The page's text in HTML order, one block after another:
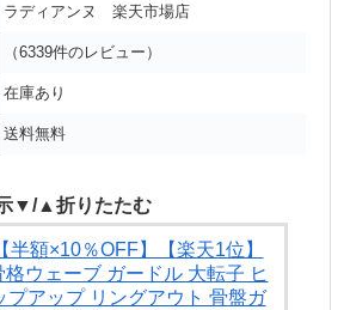
ラディアンヌ 楽天市場店
（6339件のレビュー）
在庫あり
送料無料
▼/▲折りたたむ
【半額×10％OFF】【楽天1位】
格ウェーブ ガードル 大転子 ヒ
プアップ リングアウト 骨盤ガ